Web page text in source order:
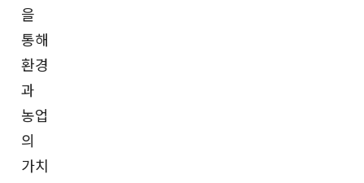
을
통해
환경
과
농업
의
가치